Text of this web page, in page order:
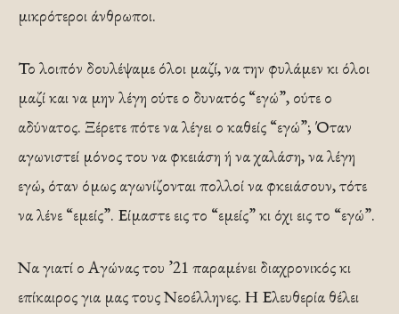
μικρότεροι άνθρωποι.
Το λοιπόν δουλέψαμε όλοι μαζί, να την φυλάμεν κι όλοι
μαζί και να μην λέγη ούτε ο δυνατός “εγώ”, ούτε ο
αδύνατος. Ξέρετε πότε να λέγει ο καθείς “εγώ”; Όταν
αγωνιστεί μόνος του να φκειάση ή να χαλάση, να λέγη
εγώ, όταν όμως αγωνίζονται πολλοί να φκειάσουν, τότε
να λένε “εμείς”. Είμαστε εις το “εμείς” κι όχι εις το “εγώ”.
Να γιατί ο Αγώνας του ’21 παραμένει διαχρονικός κι
επίκαιρος για μας τους Νεοέλληνες. Η Ελευθερία θέλει